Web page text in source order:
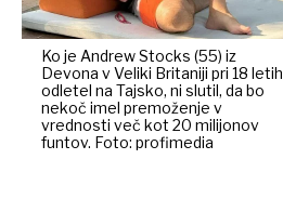
Ko je Andrew Stocks (55) iz
Devona v Veliki Britaniji pri 18 letih
odletel na Tajsko, ni slutil, da bo
nekoč imel premoženje v
vrednosti več kot 20 milijonov
funtov. Foto: profimedia